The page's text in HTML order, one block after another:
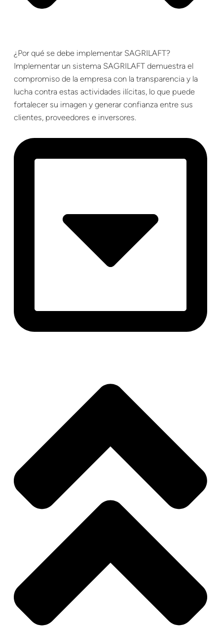
¿Por qué se debe implementar SAGRILAFT?
Implementar un sistema SAGRILAFT demuestra el
compromiso de la empresa con la transparencia y la
lucha contra estas actividades ilícitas, lo que puede
fortalecer su imagen y generar confianza entre sus
clientes, proveedores e inversores.